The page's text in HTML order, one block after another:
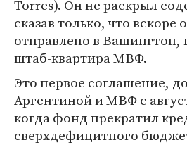
Torres). Он не раскрыл
сказав только, что вскоре
отправлено в Вашингтон,
штаб-квартира МВФ.
Это первое соглашение,
Аргентиной и МВФ с
когда фонд прекратил
сверхдефицитного